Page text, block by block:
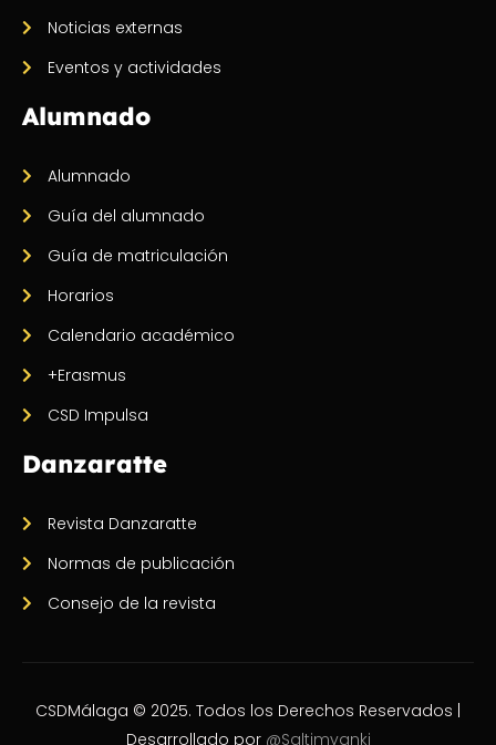
Noticias externas
Eventos y actividades
Alumnado
Alumnado
Guía del alumnado
Guía de matriculación
Horarios
Calendario académico
+Erasmus
CSD Impulsa
Danzaratte
Revista Danzaratte
Normas de publicación
Consejo de la revista
CSDMálaga © 2025. Todos los Derechos Reservados |
Desarrollado por @Saltimvanki